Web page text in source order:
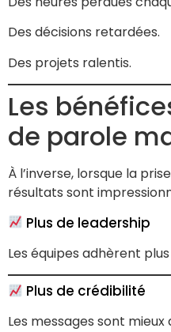
Des décisions retardées.
Des projets ralentis.
Les
de parole
À l’inverse, lorsque la
résultats sont
Plus de leadership
Les équipes adhèrent
Plus de crédibilité
Les messages sont